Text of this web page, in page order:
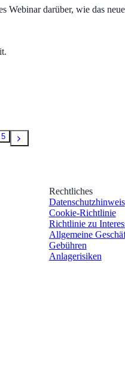
Webinar darüber, wie das
5
Rechtliches
Datenschutzhinweis
Cookie-Richtlinie
Richtlinie zu
Allgemeine
Gebühren
Anlagerisiken